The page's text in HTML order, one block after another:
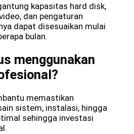
kapasitas hard disk,
dan pengaturan
dapat disesuaikan mulai
bulan.
menggunakan
memastikan
sistem, instalasi, hingga
sehingga investasi